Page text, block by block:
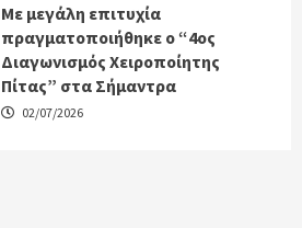
Με μεγάλη επιτυχία
πραγματοποιήθηκε ο “4ος
Διαγωνισμός Χειροποίητης
Πίτας” στα Σήμαντρα
02/07/2026